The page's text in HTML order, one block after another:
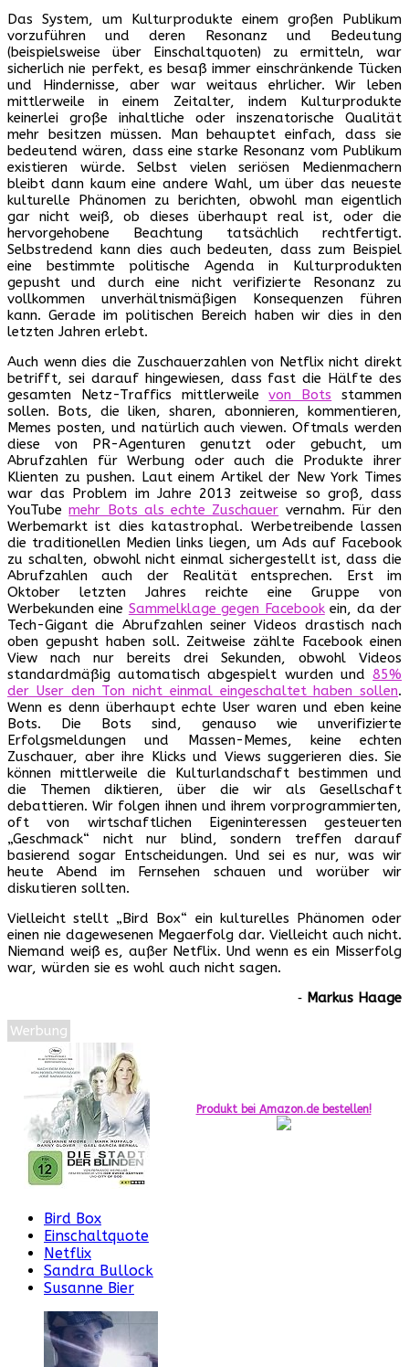
Das System, um Kulturprodukte einem großen Publikum
vorzuführen und deren Resonanz und Bedeutung
(beispielsweise über Einschaltquoten) zu ermitteln, war
sicherlich nie perfekt, es besaß immer einschränkende Tücken
und Hindernisse, aber war weitaus ehrlicher. Wir leben
mittlerweile in einem Zeitalter, indem Kulturprodukte
keinerlei große inhaltliche oder inszenatorische Qualität
mehr besitzen müssen. Man behauptet einfach, dass sie
bedeutend wären, dass eine starke Resonanz vom Publikum
existieren würde. Selbst vielen seriösen Medienmachern
bleibt dann kaum eine andere Wahl, um über das neueste
kulturelle Phänomen zu berichten, obwohl man eigentlich
gar nicht weiß, ob dieses überhaupt real ist, oder die
hervorgehobene Beachtung tatsächlich rechtfertigt.
Selbstredend kann dies auch bedeuten, dass zum Beispiel
eine bestimmte politische Agenda in Kulturprodukten
gepusht und durch eine nicht verifizierte Resonanz zu
vollkommen unverhältnismäßigen Konsequenzen führen
kann. Gerade im politischen Bereich haben wir dies in den
letzten Jahren erlebt.
Auch wenn dies die Zuschauerzahlen von Netflix nicht direkt
betrifft, sei darauf hingewiesen, dass fast die Hälfte des
gesamten Netz-Traffics mittlerweilevon Bots stammen
sollen. Bots, die liken, sharen, abonnieren, kommentieren,
Memes posten, und natürlich auch viewen. Oftmals werden
diese von PR-Agenturen genutzt oder gebucht, um
Abrufzahlen für Werbung oder auch die Produkte ihrer
Klienten zu pushen. Laut einem Artikel der New York Times
war das Problem im Jahre 2013 zeitweise so groß, dass
YouTubemehr Bots als echte Zuschauer vernahm. Für den
Werbemarkt ist dies katastrophal. Werbetreibende lassen
die traditionellen Medien links liegen, um Ads auf Facebook
zu schalten, obwohl nicht einmal sichergestellt ist, dass die
Abrufzahlen auch der Realität entsprechen. Erst im
Oktober letzten Jahres reichte eine Gruppe von
Werbekunden eine Sammelklage gegen Facebookein, da der
Tech-Gigant die Abrufzahlen seiner Videos drastisch nach
oben gepusht haben soll. Zeitweise zählte Facebook einen
View nach nur bereits drei Sekunden, obwohl Videos
standardmäßig automatisch abgespielt wurden und 85%
der User den Ton nicht einmal eingeschaltet haben sollen.
Wenn es denn überhaupt echte User waren und eben keine
Bots. Die Bots sind, genauso wie unverifizierte
Erfolgsmeldungen und Massen-Memes, keine echten
Zuschauer, aber ihre Klicks und Views suggerieren dies. Sie
können mittlerweile die Kulturlandschaft bestimmen und
die Themen diktieren, über die wir als Gesellschaft
debattieren. Wir folgen ihnen und ihrem vorprogrammierten,
oft von wirtschaftlichen Eigeninteressen gesteuerten
„Geschmack“ nicht nur blind, sondern treffen darauf
basierend sogar Entscheidungen. Und sei es nur, was wir
heute Abend im Fernsehen schauen und worüber wir
diskutieren sollten.
Vielleicht stellt „Bird Box“ ein kulturelles Phänomen oder
einen nie dagewesenen Megaerfolg dar. Vielleicht auch nicht.
Niemand weiß es, außer Netflix. Und wenn es ein Misserfolg
war, würden sie es wohl auch nicht sagen.
‐ Markus Haage
Werbung
Produkt bei Amazon.de bestellen!
Bird Box
Einschaltquote
Netflix
Sandra Bullock
Susanne Bier